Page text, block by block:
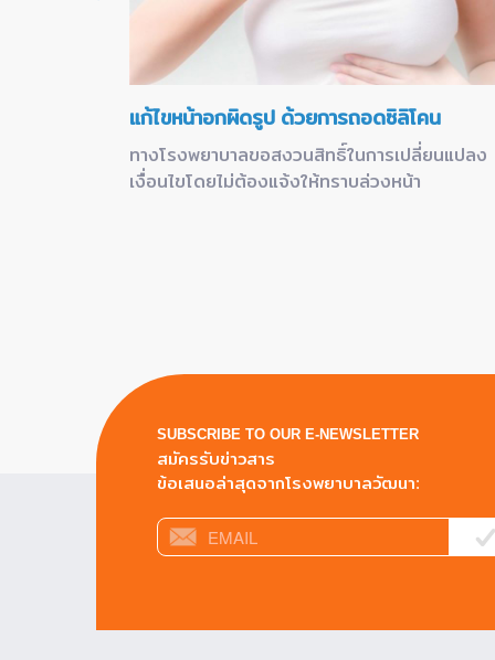
แก้ไขหน้าอกผิดรูป ด้วยการถอดซิลิโคน
ทางโรงพยาบาลขอสงวนสิทธิ์ในการเปลี่ยนแปลง
เงื่อนไขโดยไม่ต้องแจ้งให้ทราบล่วงหน้า
SUBSCRIBE TO OUR E-NEWSLETTER
สมัครรับข่าวสาร
ข้อเสนอล่าสุดจากโรงพยาบาลวัฒนา: